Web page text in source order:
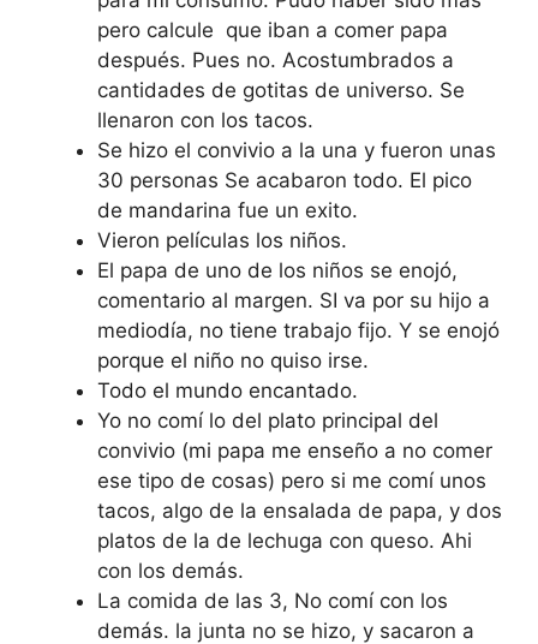
pero calcule que iban a comer papa
después. Pues no. Acostumbrados a
cantidades de gotitas de universo. Se
llenaron con los tacos.
Se hizo el convivio a la una y fueron unas
30 personas Se acabaron todo. El pico
de mandarina fue un exito.
Vieron películas los niños.
El papa de uno de los niños se enojó,
comentario al margen. SI va por su hijo a
mediodía, no tiene trabajo fijo. Y se enojó
porque el niño no quiso irse.
Todo el mundo encantado.
Yo no comí lo del plato principal del
convivio (mi papa me enseño a no comer
ese tipo de cosas) pero si me comí unos
tacos, algo de la ensalada de papa, y dos
platos de la de lechuga con queso. Ahi
con los demás.
La comida de las 3, No comí con los
demás. la junta no se hizo, y sacaron a